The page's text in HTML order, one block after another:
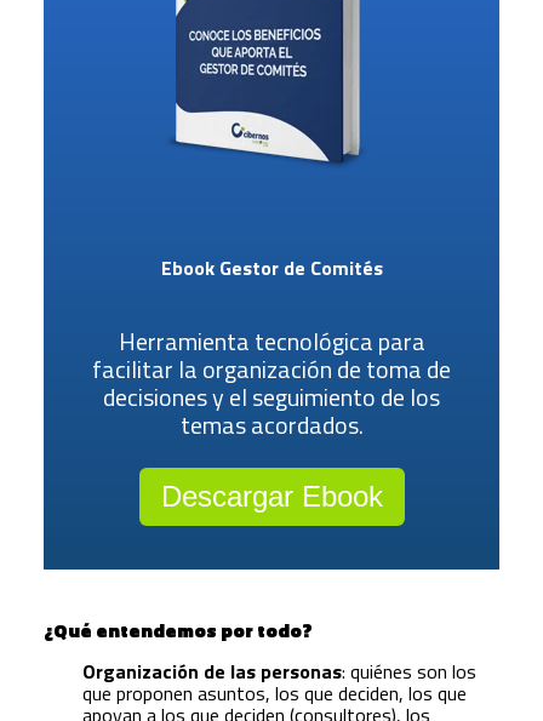
Ebook Gestor de Comités
Herramienta tecnológica para
facilitar la organización de toma de
decisiones y el seguimiento de los
temas acordados.
Descargar Ebook
¿Qué entendemos por todo?
Organización de las personas: quiénes son los
que proponen asuntos, los que deciden, los que
apoyan a los que deciden (consultores), los